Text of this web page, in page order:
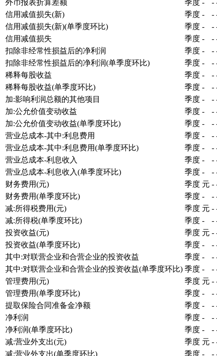
外币报表折算差额
季度 - -
信用减值损失(新)
季度 - -
信用减值损失(新)(单季度环比)
季度 - -
信用减值损失
季度 - -
扣除非经常性损益后的净利润
季度 - -
扣除非经常性损益后的净利润(单季度环比)
季度 - -
稀释每股收益
季度 - -
稀释每股收益(单季度环比)
季度 - -
加:影响利润总额的其他项目
季度 - -
加:公允价值变动收益
季度 - -
加:公允价值变动收益(单季度环比)
季度 - -
营业总成本-其中:利息费用
季度 - -
营业总成本-其中:利息费用(单季度环比)
季度 - -
营业总成本-利息收入
季度 - -
营业总成本-利息收入(单季度环比)
季度 - -
财务费用(元)
季度 元 -
财务费用(单季度环比)
季度 - -
减:所得税费用(元)
季度 元 -
减:所得税(单季度环比)
季度 - -
投资收益(元)
季度 元 -
投资收益(单季度环比)
季度 - -
其中:对联营企业和合营企业的投资收益
季度 - -
其中:对联营企业和合营企业的投资收益(单季度环比) 季度 - -
管理费用(元)
季度 元 -
管理费用(单季度环比)
季度 - -
提取保险合同准备金净额
季度 - -
净利润
季度 - -
净利润(单季度环比)
季度 - -
减:营业外支出(元)
季度 元 -
减:营业外支出(单季度环比)
季度 - -